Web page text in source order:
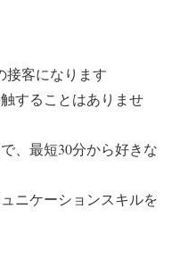
接客になります
することはありませ
、最短30分から好きな
ニケーションスキルを